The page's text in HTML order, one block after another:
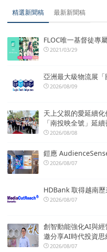
精選新聞稿 最新新聞稿
FLOC唯一基督徒專
2021/03/29
亞洲最大級物流展
2026/08/09
天上父親的愛延續
「南投映全號」延
2026/08/08
鎧應
2026/08/07
HDBank 取得越南
2026/08/07
創智動能強化AI與
邀分享AI時代投資思
2026/08/07